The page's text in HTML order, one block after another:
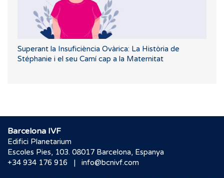
Superant la Insuficiència Ovàrica: La Història de
Stéphanie i el seu Camí cap a la Maternitat
Barcelona IVF
Edifici Planetarium
Escoles Pies, 103. 08017 Barcelona, Espanya
+34 934 176 916
| info@bcnivf.com